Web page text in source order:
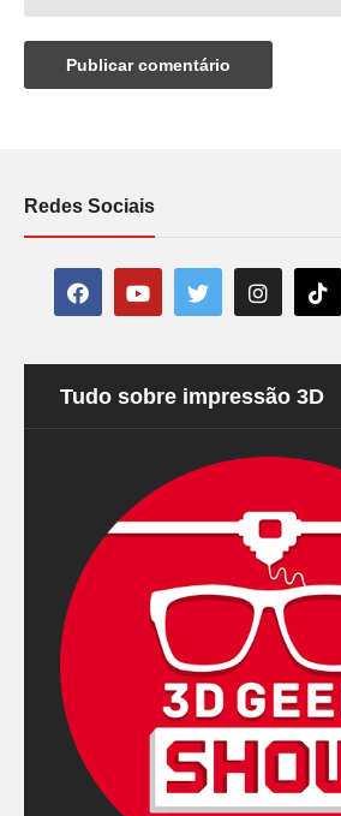
Redes Sociais
Tudo sobre impressão 3D